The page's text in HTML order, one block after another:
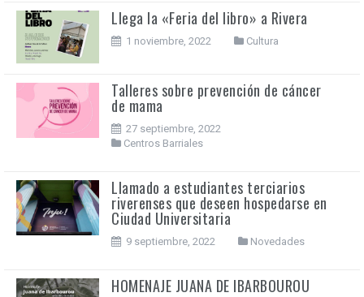
Llega la «Feria del libro» a Rivera
1 noviembre, 2022 Cultura
Talleres sobre prevención de cáncer
de mama
27 septiembre, 2022
Centros Barriales
Llamado a estudiantes terciarios
riverenses que deseen hospedarse en
Ciudad Universitaria
9 septiembre, 2022 Novedades
HOMENAJE JUANA DE IBARBOUROU